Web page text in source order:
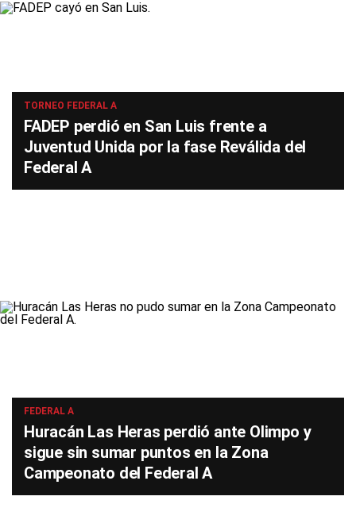
TORNEO FEDERAL A
FADEP perdió en San Luis frente a
Juventud Unida por la fase Reválida del
Federal A
FEDERAL A
Huracán Las Heras perdió ante Olimpo y
sigue sin sumar puntos en la Zona
Campeonato del Federal A